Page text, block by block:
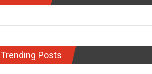
Trending Posts